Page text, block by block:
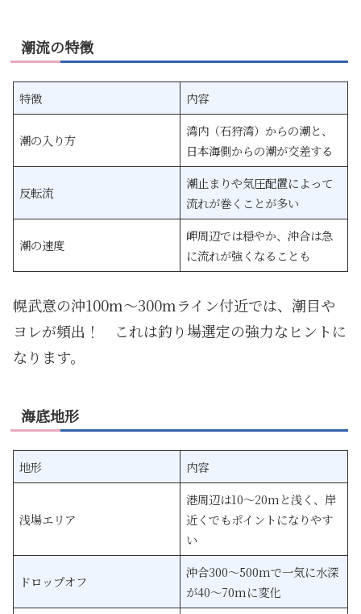
潮流の特徴
特徴 内容
潮の入り方
湾内（石狩湾）からの潮と、
日本海側からの潮が交差する
反転流
潮止まりや気圧配置によって
流れが巻くことが多い
潮の速度
岬周辺では穏やか、沖合は急
に流れが強くなることも
幌武意の沖100m〜300mライン付近では、潮目や
ヨレが頻出！ これは釣り場選定の強力なヒントに
なります。
海底地形
地形 内容
浅場エリア
港周辺は10〜20mと浅く、岸
近くでもポイントになりやす
い
ドロップオフ
沖合300〜500mで一気に水深
が40〜70mに変化